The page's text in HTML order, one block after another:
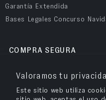
Valoramos tu
Este sitio web utiliza
Garantía Extendida
Bases Legales Concurso
COMPRA SEGURA